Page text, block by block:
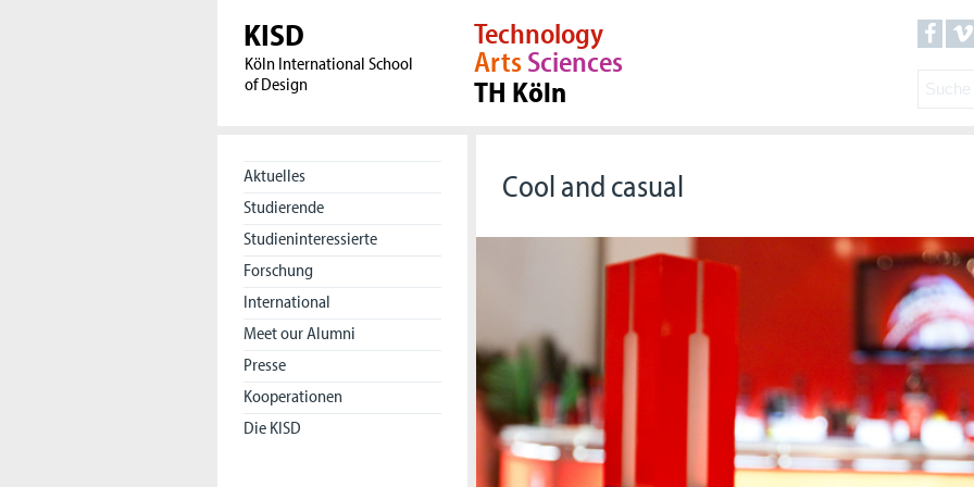
KISD
Köln International School
of Design
Technology
ArtsSciences
TH Köln
Aktuelles
Studierende
Studieninteressierte
Forschung
International
Meet our Alumni
Presse
Kooperationen
Die KISD
Cool and casual
Das 1:10 Modell im Schatten der fertigen Arbeit auf der imm